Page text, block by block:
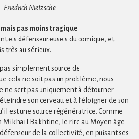
Friedrich Nietzsche
pas moins tragique
défenseur.euse.s du comique, et
très au sérieux.
pas simplement source de
cela ne soit pas un problème, nous
ne sert pas uniquement à détourner
son cerveau et à l’éloigner de son
est une source régénératrice. Comme
Mikhaïl Bakhtine, le rire au Moyen âge
de la collectivité, en puisant ses